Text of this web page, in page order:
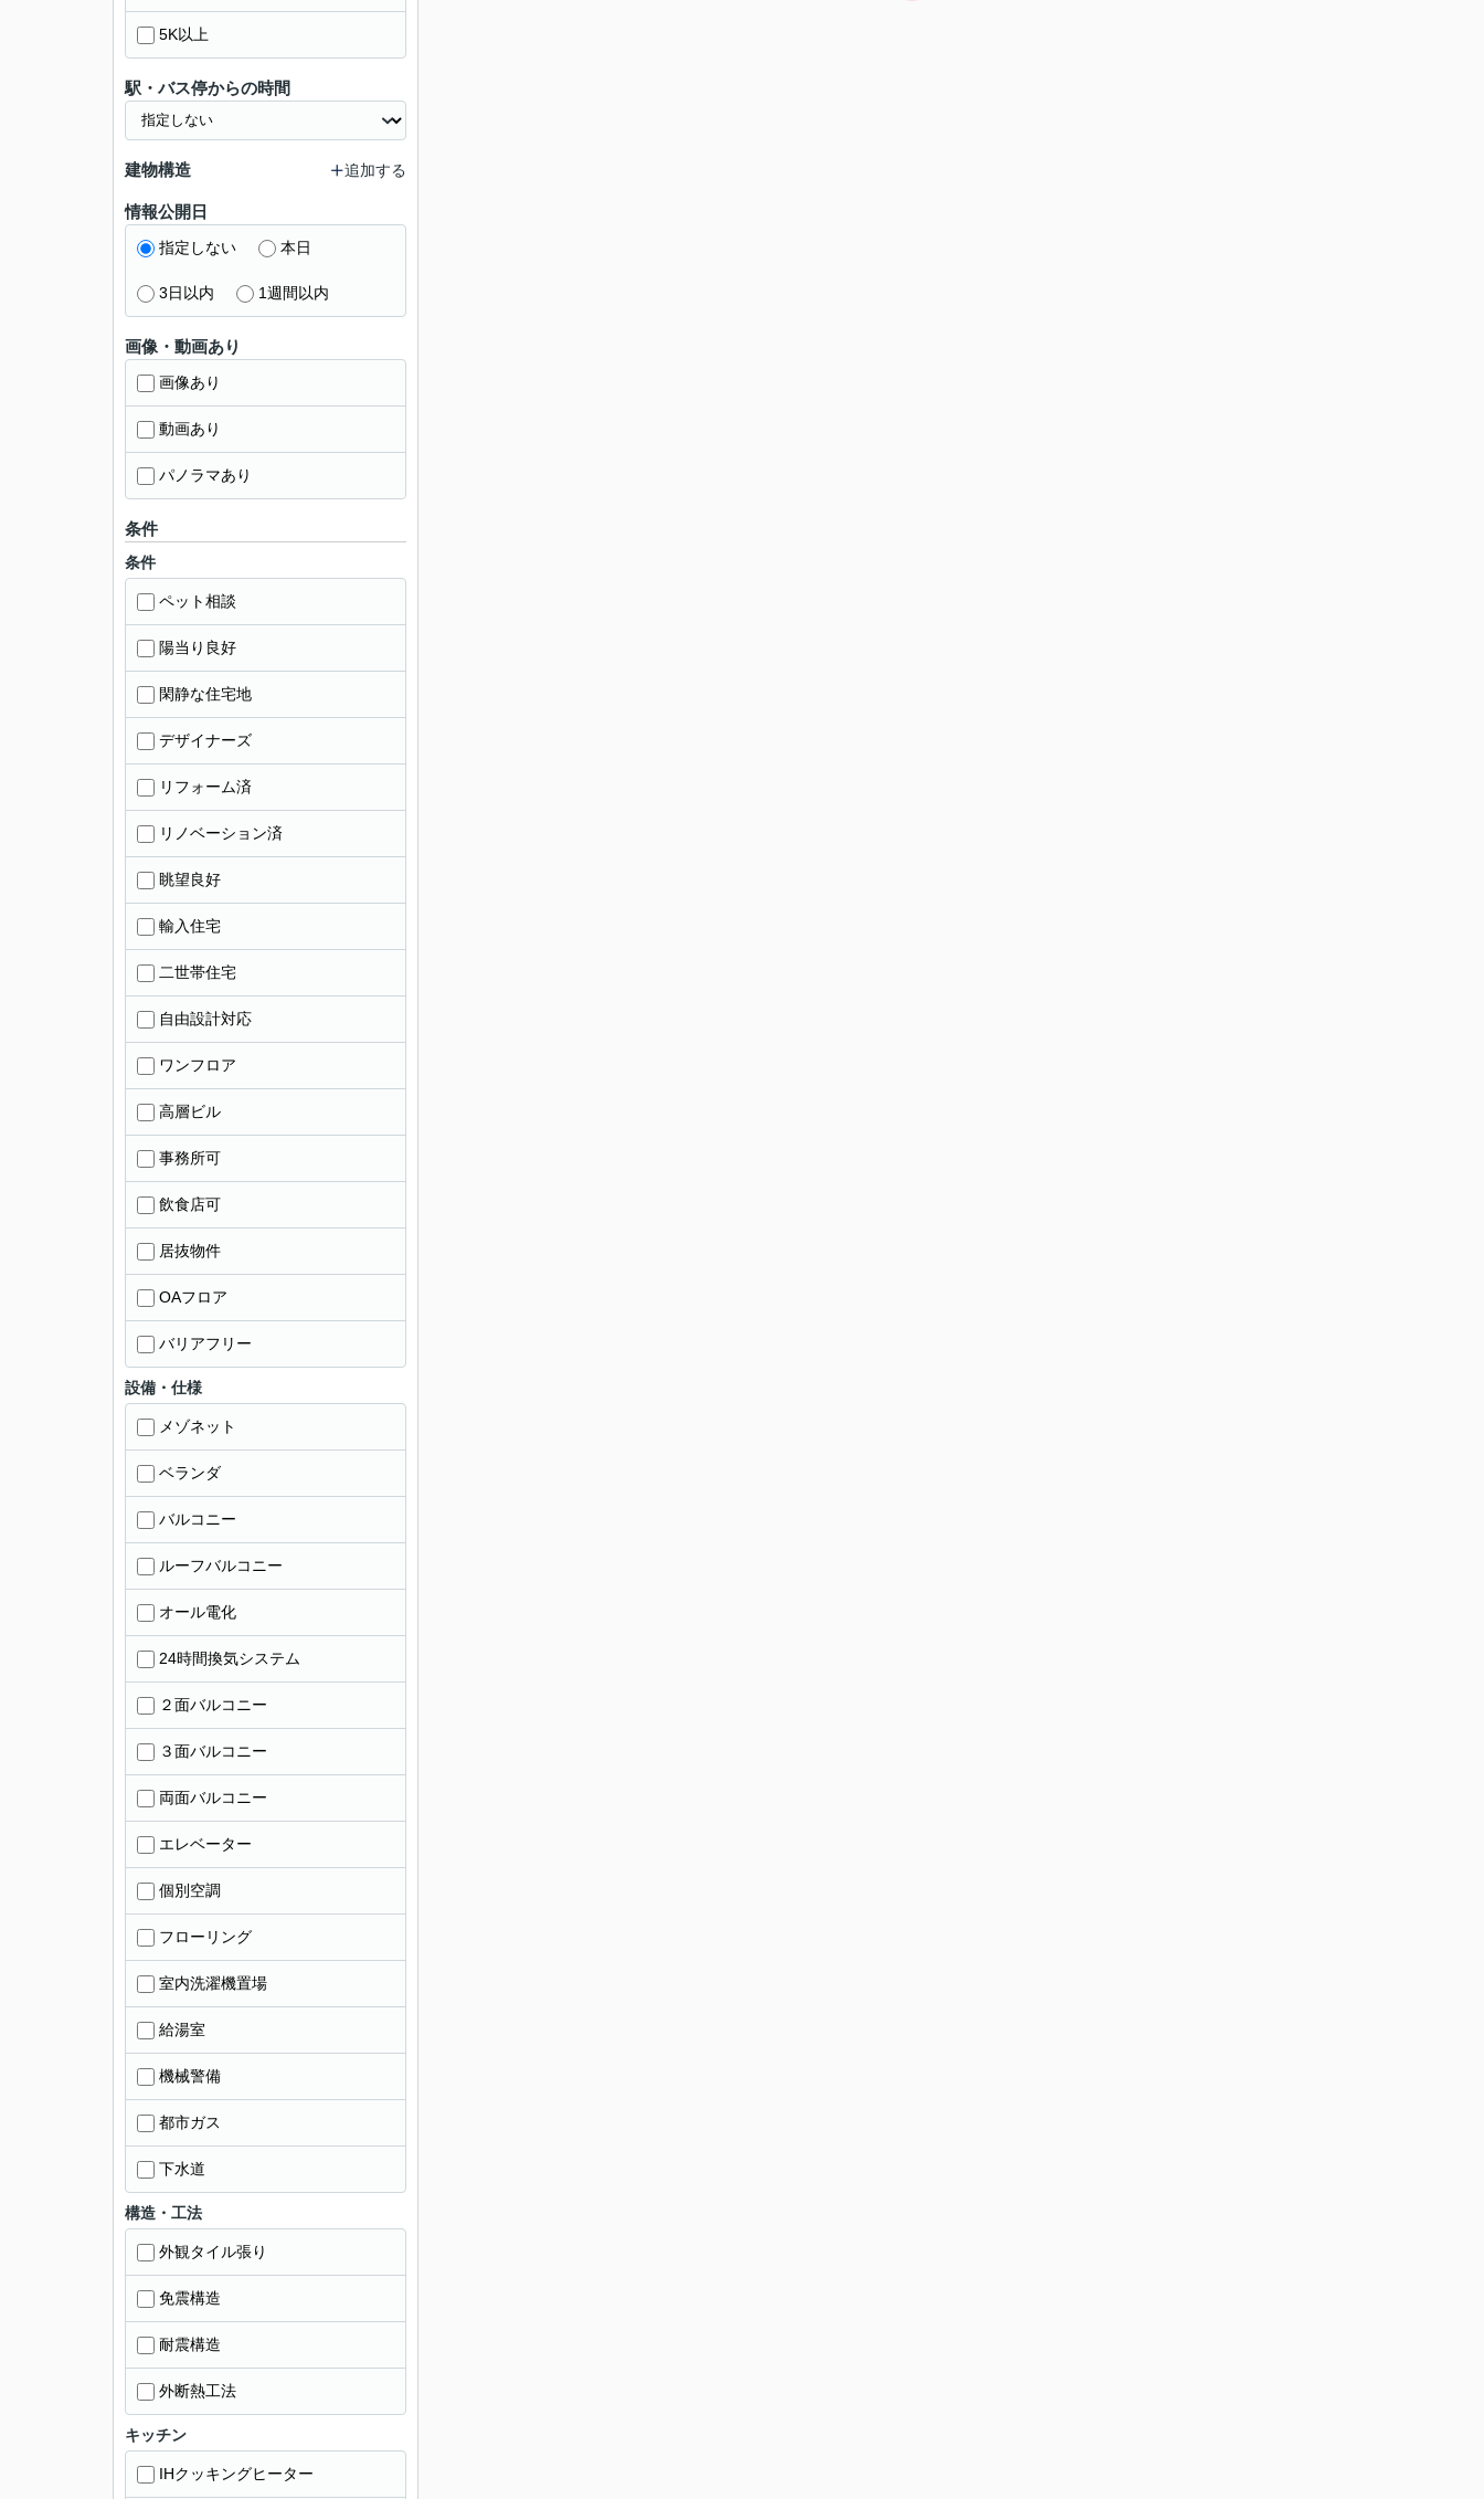
5K以上
駅・バス停からの時間
建物構造 追加する
情報公開日
指定しない 本日
3日以内 1週間以内
画像・動画あり
画像あり
動画あり
パノラマあり
条件
条件
ペット相談
陽当り良好
閑静な住宅地
デザイナーズ
リフォーム済
リノベーション済
眺望良好
輸入住宅
二世帯住宅
自由設計対応
ワンフロア
高層ビル
事務所可
飲食店可
居抜物件
OAフロア
バリアフリー
設備・仕様
メゾネット
ベランダ
バルコニー
ルーフバルコニー
オール電化
24時間換気システム
２面バルコニー
３面バルコニー
両面バルコニー
エレベーター
個別空調
フローリング
室内洗濯機置場
給湯室
機械警備
都市ガス
下水道
構造・工法
外観タイル張り
免震構造
耐震構造
外断熱工法
キッチン
IHクッキングヒーター